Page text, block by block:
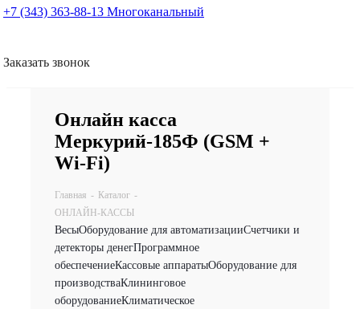
+7 (343) 363-88-13 Многоканальный
Заказать звонок
Онлайн касса
Меркурий-185Ф (GSM +
Wi-Fi)
Главная - Каталог -
ОНЛАЙН-КАССЫ
ВесыОборудование для автоматизацииСчетчики и
детекторы денегПрограммное
обеспечениеКассовые аппаратыОборудование для
производстваКлининговое
оборудованиеКлиматическое